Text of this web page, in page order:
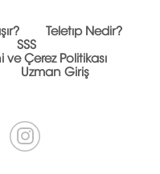
Teletıp Nedir?
SSS
Çerez Politikası
Uzman Giriş